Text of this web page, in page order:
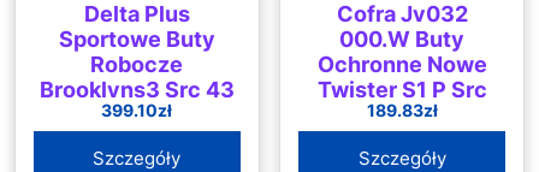
Delta Plus
Sportowe Buty
Robocze
Brooklyns3 Src 43
399.10zł
Szczegóły
Cofra Jv032
000.W Buty
Ochronne Nowe
Twister S1 P Src
189.83zł
Szczegóły